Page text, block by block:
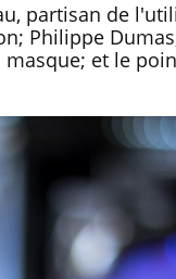
partisan de
Philippe
masque; et le
: ce qui